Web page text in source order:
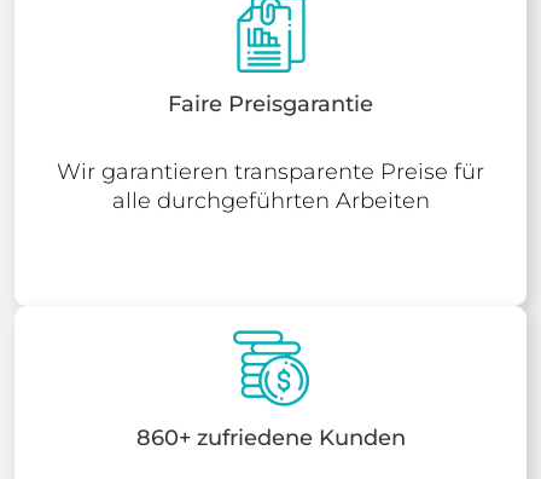
Faire Preisgarantie
Wir garantieren transparente Preise für
alle durchgeführten Arbeiten
860+ zufriedene Kunden